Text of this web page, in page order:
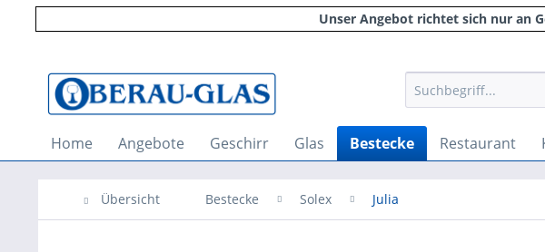
Unser Angebot richtet sich nur an
Home Angebote Geschirr Glas Bestecke Restaurant
Übersicht Bestecke Solex Julia